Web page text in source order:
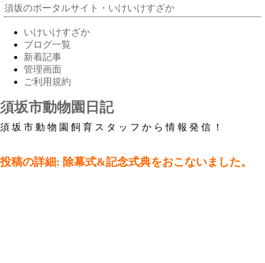
須坂のポータルサイト・いけいけすざか
いけいけすざか
ブログ一覧
新着記事
管理画面
ご利用規約
須坂市動物園日記
須坂市動物園飼育スタッフから情報発信！
投稿の詳細: 除幕式&記念式典をおこないました。